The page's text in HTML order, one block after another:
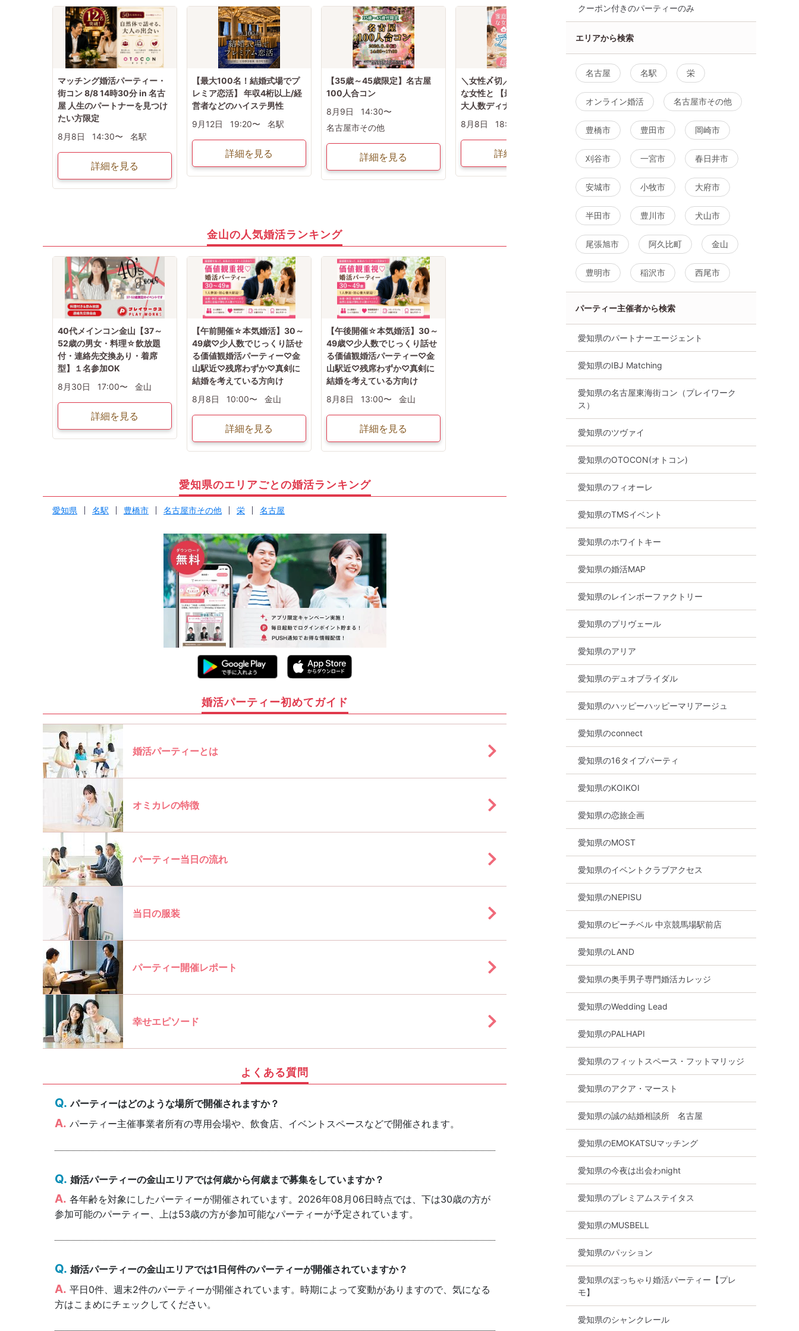
マッチング婚活パーティー・
街コン 8/8 14時30分 in 名古
屋 人生のパートナーを見つけ
たい方限定
8月8日
14:30〜 名駅
詳細を見る
【最大100名！結婚式場でプ
レミア恋活】 年収4桁以上/経
営者などのハイステ男性
9月12日
19:20〜 名駅
詳細を見る
【35歳～45歳限定】名古屋
100人合コン
8月9日
14:30〜
名古屋市その他
詳細を見る
＼女性〆切／40代～の家庭的
な女性と 【最大24名！名駅で
大人数ディナー】
8月8日
18:00〜
詳細を見る
同年代！40代男性メインで〆
切 【おさんぽコンinFUJIなご
や科学館】
8月8日
14:00〜 名駅
詳細を見る
♡九星気学で楽し
お茶会
金山の人気婚活ランキング
40代メインコン金山【37～
52歳の男女・料理☆飲放題
付・連絡先交換あり・着席
型】１名参加OK
8月30日
17:00〜 金山
詳細を見る
【午前開催☆本気婚活】30～
49歳♡少人数でじっくり話せ
る価値観婚活パーティー♡金
山駅近♡残席わずか♡真剣に
結婚を考えている方向け
8月8日
10:00〜 金山
詳細を見る
【午後開催☆本気婚活】30～
49歳♡少人数でじっくり話せ
る価値観婚活パーティー♡金
山駅近♡残席わずか♡真剣に
結婚を考えている方向け
8月8日
13:00〜 金山
詳細を見る
愛知県のエリアごとの婚活ランキング
愛知県 名駅 豊橋市 名古屋市その他 栄 名古屋
婚活パーティー初めてガイド
婚活パーティーとは
オミカレの特徴
パーティー当日の流れ
当日の服装
パーティー開催レポート
幸せエピソード
よくある質問
パーティーはどのような場所で開催されますか？
パーティー主催事業者所有の専用会場や、飲食店、イベントスペースなどで開催されます。
婚活パーティーの金山エリアでは何歳から何歳まで募集をしていますか？
各年齢を対象にしたパーティーが開催されています。2026年08月06日時点では、下は30歳の方が
参加可能のパーティー、上は53歳の方が参加可能なパーティーが予定されています。
婚活パーティーの金山エリアでは1日何件のパーティーが開催されていますか？
平日0件、週末2件のパーティーが開催されています。時期によって変動がありますので、気になる
方はこまめにチェックしてください。
クーポン付きのパーティーのみ
エリアから検索
名古屋 名駅 栄
オンライン婚活 名古屋市その他
豊橋市 豊田市 岡崎市
刈谷市 一宮市 春日井市
安城市 小牧市 大府市
半田市 豊川市 犬山市
尾張旭市 阿久比町 金山
豊明市 稲沢市 西尾市
パーティー主催者から検索
愛知県のパートナーエージェント
愛知県のIBJ Matching
愛知県の名古屋東海街コン（プレイワーク
ス）
愛知県のツヴァイ
愛知県のOTOCON(オトコン)
愛知県のフィオーレ
愛知県のTMSイベント
愛知県のホワイトキー
愛知県の婚活MAP
愛知県のレインボーファクトリー
愛知県のプリヴェール
愛知県のアリア
愛知県のデュオブライダル
愛知県のハッピーハッピーマリアージュ
愛知県のconnect
愛知県の16タイプパーティ
愛知県のKOIKOI
愛知県の恋旅企画
愛知県のMOST
愛知県のイベントクラブアクセス
愛知県のNEPISU
愛知県のピーチベル 中京競馬場駅前店
愛知県のLAND
愛知県の奥手男子専門婚活カレッジ
愛知県のWedding Lead
愛知県のPALHAPI
愛知県のフィットスペース・フットマリッジ
愛知県のアクア・マースト
愛知県の誠の結婚相談所 名古屋
愛知県のEMOKATSUマッチング
愛知県の今夜は出会わnight
愛知県のプレミアムステイタス
愛知県のMUSBELL
愛知県のパッション
愛知県のぽっちゃり婚活パーティー【プレ
モ】
愛知県のシャンクレール